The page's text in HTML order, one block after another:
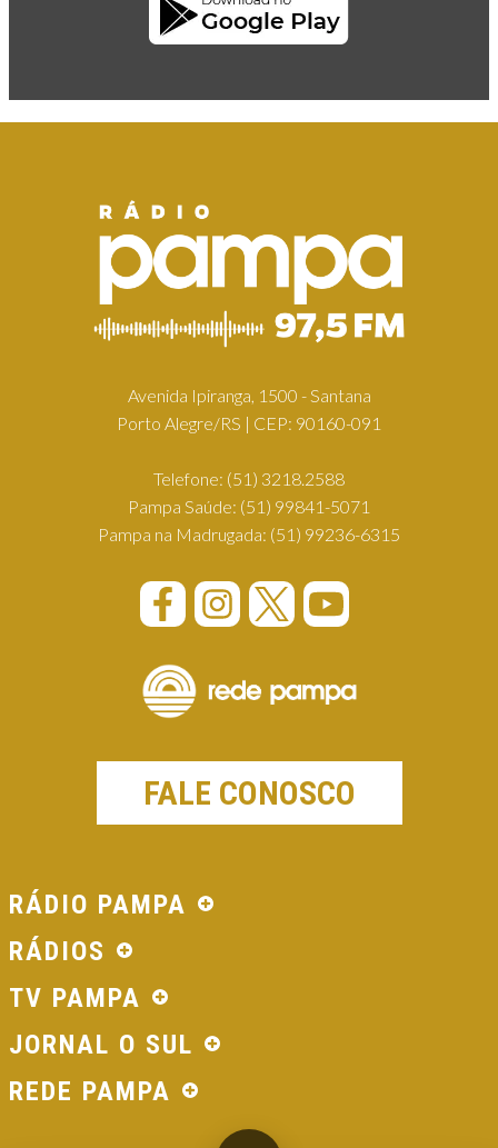
Avenida Ipiranga, 1500 - Santana
Porto Alegre/RS | CEP: 90160-091
Telefone: (51) 3218.2588
Pampa Saúde: (51) 99841-5071
Pampa na Madrugada: (51) 99236-6315
FALE CONOSCO
RÁDIO PAMPA
RÁDIOS
TV PAMPA
JORNAL O SUL
REDE PAMPA